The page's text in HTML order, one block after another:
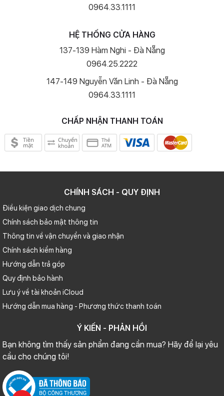
0964.33.1111
HỆ THỐNG CỬA HÀNG
137-139 Hàm Nghi - Đà Nẵng
0964.25.2222
147-149 Nguyễn Văn Linh - Đà Nẵng
0964.33.1111
CHẤP NHẬN THANH TOÁN
CHÍNH SÁCH - QUY ĐỊNH
Điều kiện giao dịch chung
Chính sách bảo mật thông tin
Thông tin về vận chuyển và giao nhận
Chính sách kiểm hàng
Hướng dẫn trả góp
Quy định bảo hành
Lưu ý về tài khoản iCloud
Hướng dẫn mua hàng - Phương thức thanh toán
Ý KIẾN - PHẢN HỒI
Bạn không tìm thấy sản phẩm đang cần mua? Hãy để lại yêu
cầu cho chúng tôi!